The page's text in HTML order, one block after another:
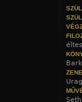
Urag